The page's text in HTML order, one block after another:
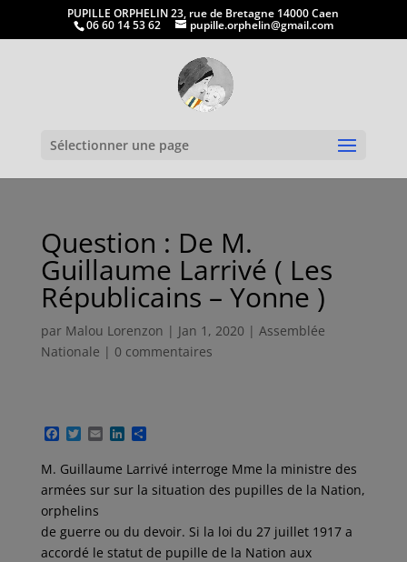
PUPILLE ORPHELIN 23, rue de Bretagne 14000 Caen
06 60 14 53 62 pupille.orphelin@gmail.com
Sélectionner une page
Question : De M.
Guillaume Larrivé ( Les
Républicains – Yonne )
par Malou Lorenzon | Jan 1, 2020 | Assemblée
Nationale | 0 commentaires
F
c
e
b
o
o
k
T
i
t
t
e
r
E
a
i
l
L
n
k
e
n
P
r
t
a
r
M. Guillaume Larrivé interroge Mme la ministre des
armées sur sur la situation des pupilles de la Nation,
orphelins
de guerre ou du devoir. Si la loi du 27 juillet 1917 a
accordé le statut de pupille de la Nation aux